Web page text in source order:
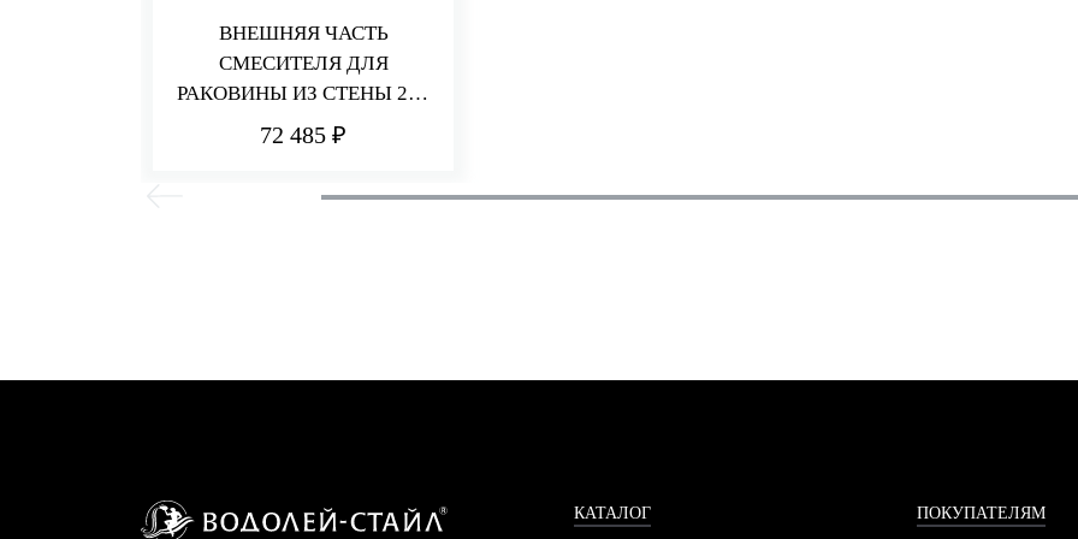
ВНЕШНЯЯ ЧАСТЬ
СМЕСИТЕЛЯ ДЛЯ
РАКОВИНЫ ИЗ СТЕНЫ 232
ММ PA36
72 485 ₽
КАТАЛОГ ПОКУПАТЕЛЯМ